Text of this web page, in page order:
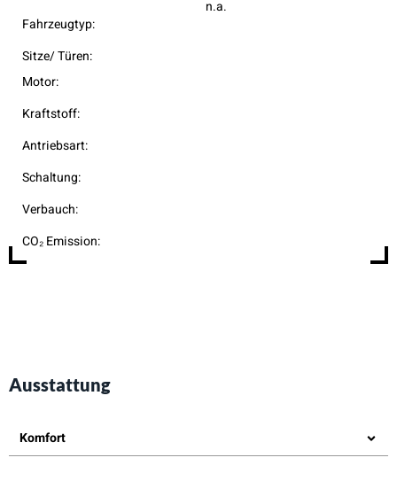
Fahrzeugtyp:
Sitze/ Türen:
n.a.
Motor:
Kraftstoff:
Antriebsart:
Schaltung:
Verbauch:
CO₂ Emission:
Ausstattung
Komfort